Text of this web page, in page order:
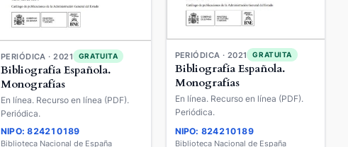
PERIÓDICA · 2021 GRATUITA
Bibliografía Española.
Monografías
En línea. Recurso en línea (PDF).
Periódica.
NIPO: 824210189
Biblioteca Nacional de España
PERIÓDICA · 2021 GRATUITA
Bibliografía Española.
Monografías
En línea. Recurso en línea (PDF).
Periódica.
NIPO: 824210189
Biblioteca Nacional de España